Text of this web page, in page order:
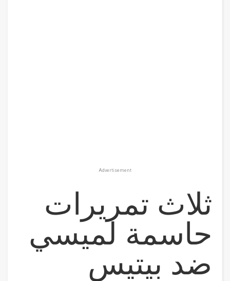
Advertisement
ثلاث تمريرات
حاسمة لميسي
ضد بيتيس